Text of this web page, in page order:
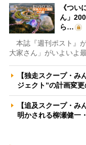
《つい
ん」
ら…
本誌『週刊ポスト』
大家さん」がいよいよ
【独走スクープ・み
ジェクト”の計画変
【追及スクープ・
明かされる柳瀬健一